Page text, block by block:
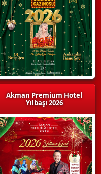
Akman Premium Hotel
Yılbaşı 2026